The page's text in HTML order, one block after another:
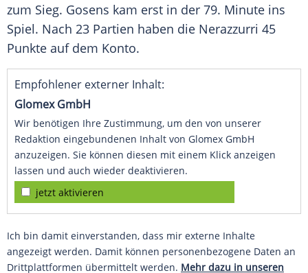
zum Sieg. Gosens kam erst in der 79. Minute ins
Spiel. Nach 23 Partien haben die Nerazzurri 45
Punkte auf dem Konto.
Empfohlener externer Inhalt:
Glomex GmbH
Wir benötigen Ihre Zustimmung, um den von unserer
Redaktion eingebundenen Inhalt von Glomex GmbH
anzuzeigen. Sie können diesen mit einem Klick anzeigen
lassen und auch wieder deaktivieren.
jetzt aktivieren
Ich bin damit einverstanden, dass mir externe Inhalte
angezeigt werden. Damit können personenbezogene Daten an
Drittplattformen übermittelt werden. Mehr dazu in unseren